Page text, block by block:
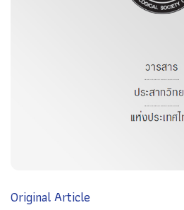
Original Article